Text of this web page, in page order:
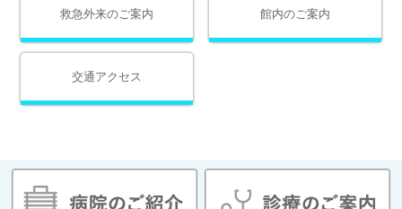
救急外来のご案内 館内のご案内
交通アクセス